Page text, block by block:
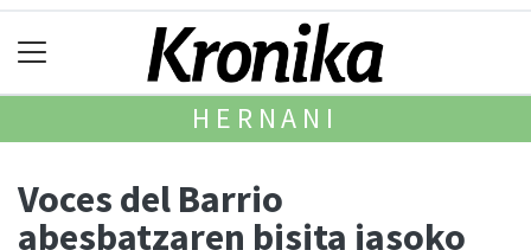
HERNANI
Voces del Barrio
abesbatzaren bisita jasoko